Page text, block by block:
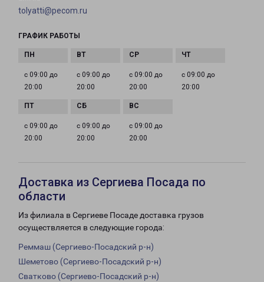
tolyatti@pecom.ru
ГРАФИК РАБОТЫ
с 09:00 до
20:00
с 09:00 до
20:00
с 09:00 до
20:00
с 09:00 до
20:00
с 09:00 до
20:00
с 09:00 до
20:00
с 09:00 до
20:00
Доставка из Сергиева Посада по
области
Из филиала в Сергиеве Посаде доставка грузов
осуществляется в следующие города:
Реммаш (Сергиево-Посадский р-н)
Шеметово (Сергиево-Посадский р-н)
Сватково (Сергиево-Посадский р-н)